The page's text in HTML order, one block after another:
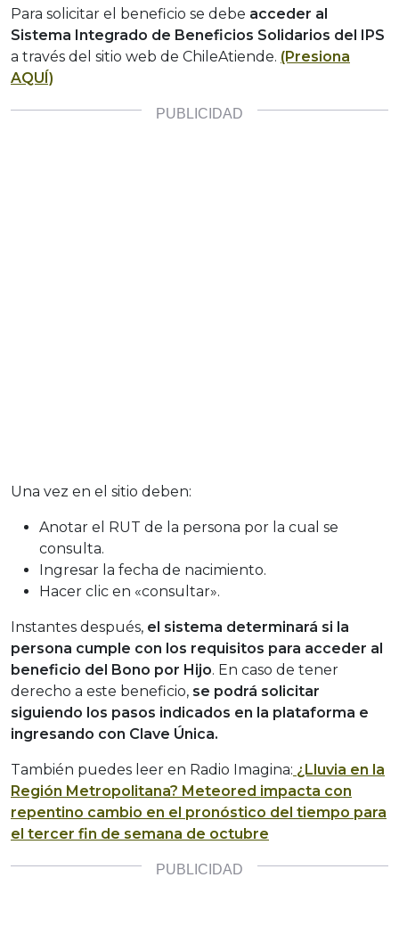
Para solicitar el beneficio se debe acceder al
Sistema Integrado de Beneficios Solidarios del IPS
a través del sitio web de ChileAtiende. (Presiona
AQUÍ)
Una vez en el sitio deben:
Anotar el RUT de la persona por la cual se
consulta.
Ingresar la fecha de nacimiento.
Hacer clic en «consultar».
Instantes después, el sistema determinará si la
persona cumple con los requisitos para acceder al
beneficio del Bono por Hijo. En caso de tener
derecho a este beneficio, se podrá solicitar
siguiendo los pasos indicados en la plataforma e
ingresando con Clave Única.
También puedes leer en Radio Imagina: ¿Lluvia en la
Región Metropolitana? Meteored impacta con
repentino cambio en el pronóstico del tiempo para
el tercer fin de semana de octubre